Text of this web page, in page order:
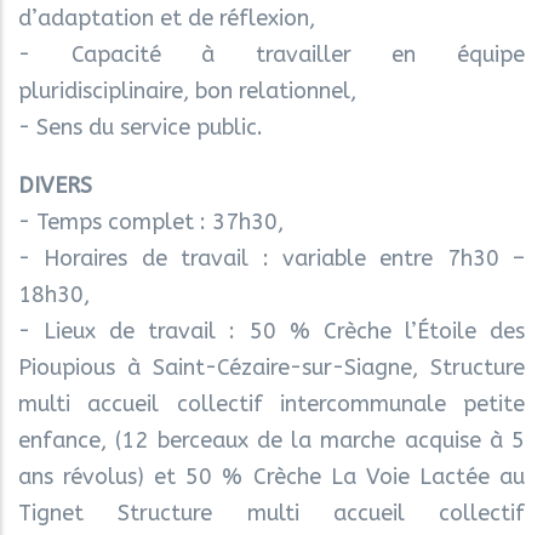
d’adaptation et de réflexion,
- Capacité à travailler en équipe
pluridisciplinaire, bon relationnel,
- Sens du service public.
DIVERS
- Temps complet : 37h30,
- Horaires de travail : variable entre 7h30 –
18h30,
- Lieux de travail : 50 % Crèche l’Étoile des
Pioupious à Saint-Cézaire-sur-Siagne, Structure
multi accueil collectif intercommunale petite
enfance, (12 berceaux de la marche acquise à 5
ans révolus) et 50 % Crèche La Voie Lactée au
Tignet Structure multi accueil collectif